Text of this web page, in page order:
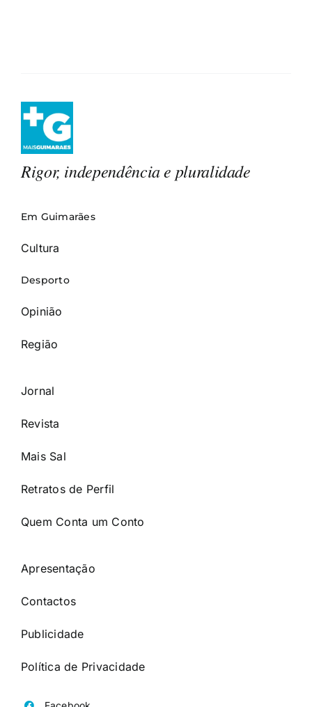
Rigor, independência e pluralidade
Em Guimarães
Cultura
Desporto
Opinião
Região
Jornal
Revista
Mais Sal
Retratos de Perfil
Quem Conta um Conto
Apresentação
Contactos
Publicidade
Política de Privacidade